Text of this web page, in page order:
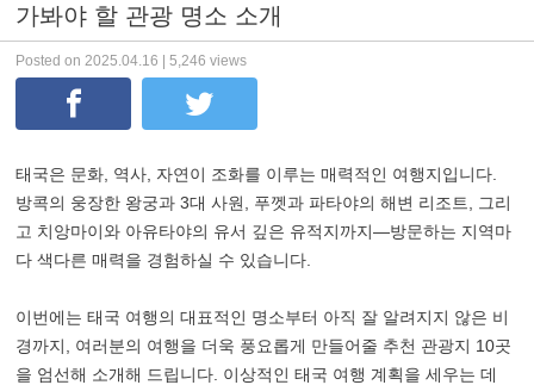
가봐야 할 관광 명소 소개
Posted on 2025.04.16 | 5,246 views
태국은 문화, 역사, 자연이 조화를 이루는 매력적인 여행지입니다.
방콕의 웅장한 왕궁과 3대 사원, 푸껫과 파타야의 해변 리조트, 그리
고 치앙마이와 아유타야의 유서 깊은 유적지까지—방문하는 지역마
다 색다른 매력을 경험하실 수 있습니다.
이번에는 태국 여행의 대표적인 명소부터 아직 잘 알려지지 않은 비
경까지, 여러분의 여행을 더욱 풍요롭게 만들어줄 추천 관광지 10곳
을 엄선해 소개해 드립니다. 이상적인 태국 여행 계획을 세우는 데